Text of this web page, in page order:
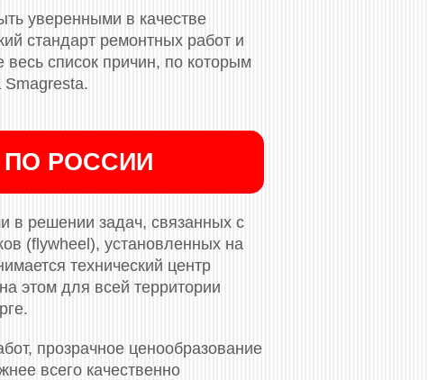
уверенными в качестве
стандарт ремонтных работ и
список причин, по которым
Smagresta.
ПО РОССИИ
в решении задач, связанных с
(flywheel), установленных на
технический центр
этом для всей территории
прозрачное ценообразование
всего качественно